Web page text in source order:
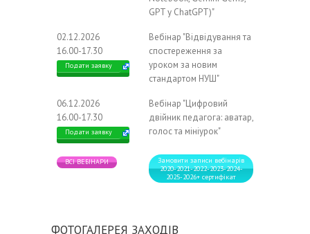
GPT у ChatGPT)"
02.12.2026
16.00-17.30
Подати заявку
Вебінар "Відвідування та
спостереження за
уроком за новим
стандартом НУШ"
06.12.2026
16.00-17.30
Подати заявку
Вебінар "Цифровий
двійник педагога: аватар,
голос та мініурок"
ВСІ ВЕБІНАРИ
Замовити записи вебінарів
2020-2021-2022-2023-2024-
2025-2026+ сертифікат
ФОТОГАЛЕРЕЯ ЗАХОДІВ